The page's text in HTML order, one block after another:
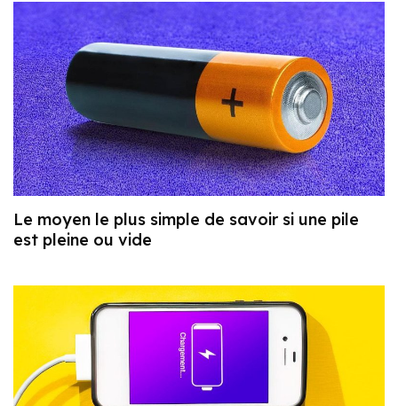
Le moyen le plus simple de savoir si une pile
est pleine ou vide